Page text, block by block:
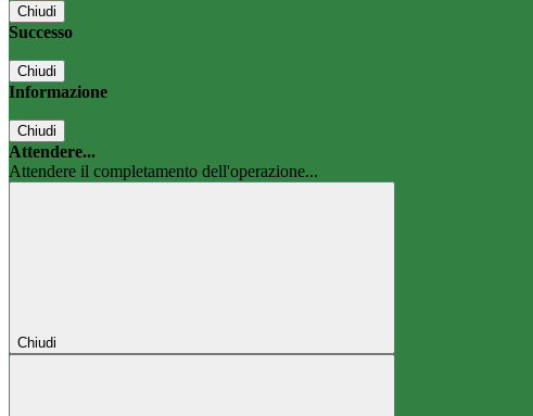
Chiudi
Successo
Chiudi
Informazione
Chiudi
Attendere...
Attendere il completamento dell'operazione...
Chiudi